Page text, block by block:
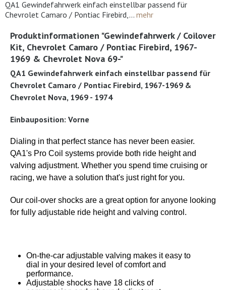
QA1 Gewindefahrwerk einfach einstellbar passend für
Chevrolet Camaro / Pontiac Firebird,... mehr
Produktinformationen "Gewindefahrwerk / Coilover
Kit, Chevrolet Camaro / Pontiac Firebird, 1967-
1969 & Chevrolet Nova 69-"
QA1 Gewindefahrwerk einfach einstellbar passend für
Chevrolet Camaro / Pontiac Firebird, 1967-1969 &
Chevrolet Nova, 1969 - 1974
Einbauposition: Vorne
Dialing in that perfect stance has never been easier.
QA1's Pro Coil systems provide both ride height and
valving adjustment. Whether you spend time cruising or
racing, we have a solution that's just right for you.
Our coil-over shocks are a great option for anyone looking
for fully adjustable ride height and valving control.
On-the-car adjustable valving makes it easy to
dial in your desired level of comfort and
performance.
Adjustable shocks have 18 clicks of